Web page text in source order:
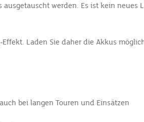
werden. Es ist kein neues
Laden Sie daher die Akkus
bei langen Touren und Einsätzen